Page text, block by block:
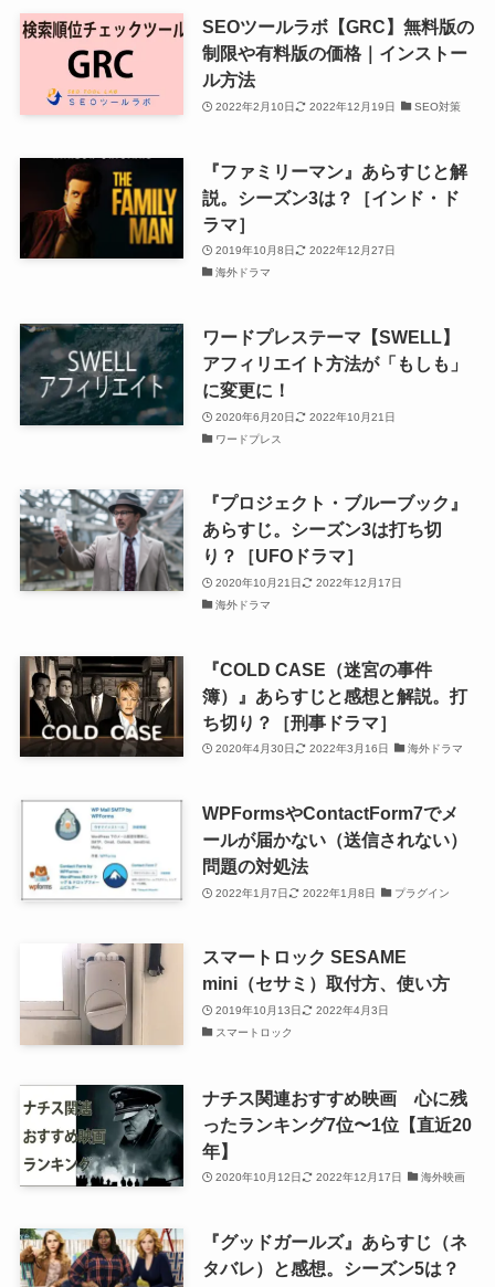
SEOツールラボ【GRC】無料版の
制限や有料版の価格｜インストー
ル方法
2022年2月10日 2022年12月19日 SEO対策
『ファミリーマン』あらすじと解
説。シーズン3は？［インド・ド
ラマ］
2019年10月8日
2022年12月27日
海外ドラマ
ワードプレステーマ【SWELL】
アフィリエイト方法が「もしも」
に変更に！
2020年6月20日
2022年10月21日
ワードプレス
『プロジェクト・ブルーブック』
あらすじ。シーズン3は打ち切
り？［UFOドラマ］
2020年10月21日
2022年12月17日
海外ドラマ
『COLD CASE（迷宮の事件
簿）』あらすじと感想と解説。打
ち切り？［刑事ドラマ］
2020年4月30日 2022年3月16日 海外ドラマ
WPFormsやContactForm7でメ
ールが届かない（送信されない）
問題の対処法
2022年1月7日 2022年1月8日 プラグイン
スマートロック SESAME
mini（セサミ）取付方、使い方
2019年10月13日
2022年4月3日
スマートロック
ナチス関連おすすめ映画 心に残
ったランキング7位〜1位【直近20
年】
2020年10月12日 2022年12月17日 海外映画
『グッドガールズ』あらすじ（ネ
タバレ）と感想。シーズン5は？